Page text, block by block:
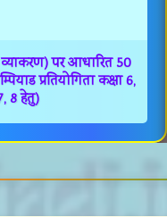
व्याकरण) पर आधारित 50
प्रतियोगिता कक्षा 6,
8 हेतु)